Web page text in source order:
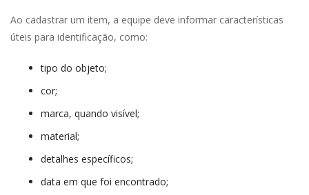
Ao cadastrar um item, a equipe deve informar características
úteis para identificação, como:
tipo do objeto;
cor;
marca, quando visível;
material;
detalhes específicos;
data em que foi encontrado;